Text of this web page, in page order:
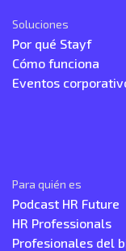
Soluciones
Por qué Stayf
Cómo funciona
Eventos
Para quién es
Podcast HR Future
HR Professionals
Profesionales del